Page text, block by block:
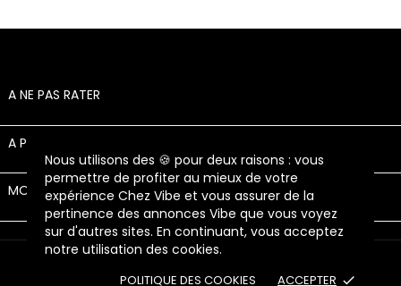
Nous utilisons des 🍪 pour deux raisons : vous
permettre de profiter au mieux de votre
expérience Chez Vibe et vous assurer de la
pertinence des annonces Vibe que vous voyez
sur d'autres sites. En continuant, vous acceptez
notre utilisation des cookies.
POLITIQUE DES COOKIES ACCEPTER done
A NE PAS RATER
A PROPOS
MON COMPTE